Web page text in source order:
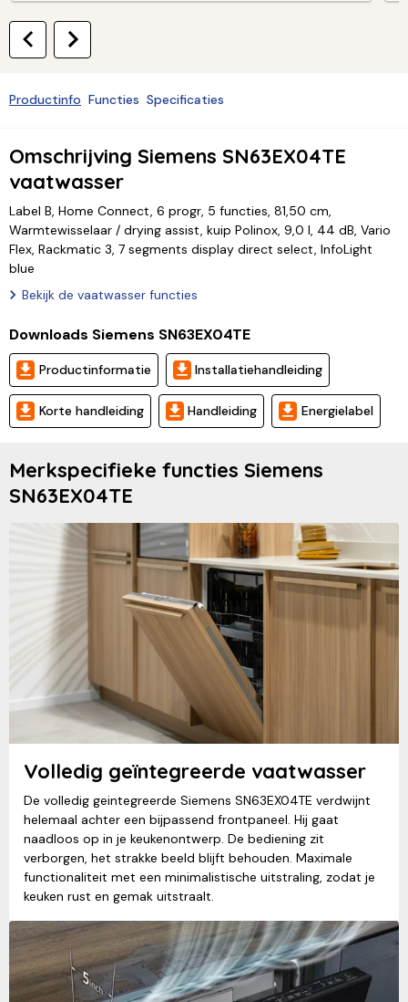
Productinfo Functies Specificaties
Omschrijving Siemens SN63EX04TE
vaatwasser
Label B, Home Connect, 6 progr, 5 functies, 81,50 cm,
Warmtewisselaar / drying assist, kuip Polinox, 9,0 l, 44 dB, Vario
Flex, Rackmatic 3, 7 segments display direct select, InfoLight
blue
Bekijk de vaatwasser functies
Downloads Siemens SN63EX04TE
Productinformatie Installatiehandleiding
Korte handleiding Handleiding Energielabel
Merkspecifieke functies Siemens
SN63EX04TE
Volledig geïntegreerde vaatwasser
De volledig geintegreerde Siemens SN63EX04TE verdwijnt
helemaal achter een bijpassend frontpaneel. Hij gaat
naadloos op in je keukenontwerp. De bediening zit
verborgen, het strakke beeld blijft behouden. Maximale
functionaliteit met een minimalistische uitstraling, zodat je
keuken rust en gemak uitstraalt.